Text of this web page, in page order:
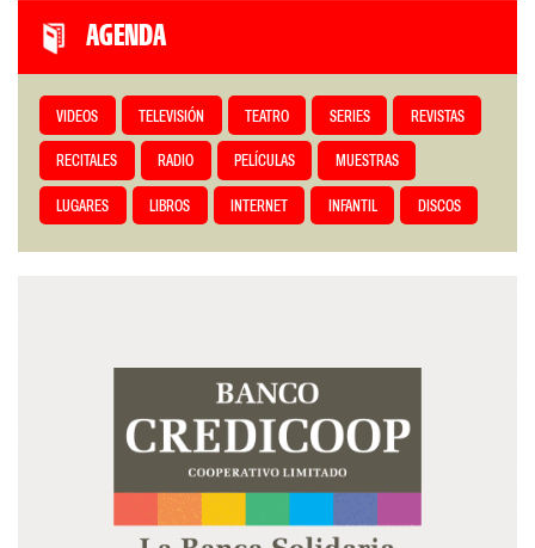
AGENDA
VIDEOS TELEVISIÓN TEATRO SERIES REVISTAS
RECITALES RADIO PELÍCULAS MUESTRAS
LUGARES LIBROS INTERNET INFANTIL DISCOS